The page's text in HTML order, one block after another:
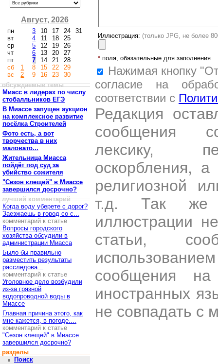
Август, 2026
пн
вт
ср
чт
пт
сб
вс
1
2
3
4
5
6
7
8
9
10
11
12
13
14
15
16
17
18
19
20
21
22
23
24
25
26
27
28
29
30
31
обсуждаемые темы
Миасс в лидерах по числу
стобалльников ЕГЭ
В Миассе запущен аукцион
на комплексное развитие
посёлка Строителей
Фото есть, а вот
творчества в них
маловато...
Жительница Миасса
пойдёт под суд за
убийство сожителя
"Сезон клещей" в Миассе
завершился досрочно?
лучший комментарий
Когда воду уберете с дорог?
Заезжаешь в город со с...
комментарий к статье
Вопросы городского
хозяйства обсудили в
администрации Миасса
Было бы правильно
разместить результаты
расследова...
комментарий к статье
Уголовное дело возбудили
из-за грязной
водопроводной воды в
Миассе
Главная причина этого, как
мне кажется, в погоде....
комментарий к статье
"Сезон клещей" в Миассе
завершился досрочно?
разделы
Поиск
Иллюстрация: (только JPG, не более
* поля, обязательные для заполнения
Нажимая кнопку
согласие на
соответствии с
Редакция
сообщения
лексику,
оскорбления,
религиозной
т.д. Так же
иллюстрации
статьи,
сообщения
иностранных
не совпадать с